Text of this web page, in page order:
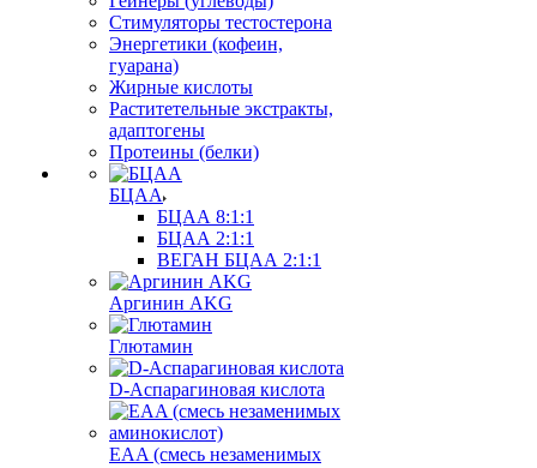
Стимуляторы тестостерона
Энергетики (кофеин,
гуарана)
Жирные кислоты
Раститетельные экстракты,
адаптогены
Протеины (белки)
БЦАА
БЦАА 8:1:1
БЦАА 2:1:1
ВЕГАН БЦАА 2:1:1
Аргинин AKG
Глютамин
D-Аспарагиновая кислота
EAA (смесь незаменимых